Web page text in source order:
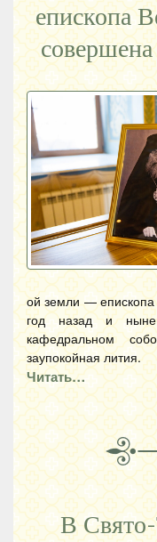
епископа
ой земли —
год назад и ныне
кафедральном
заупокойная лития.
Читать…
В